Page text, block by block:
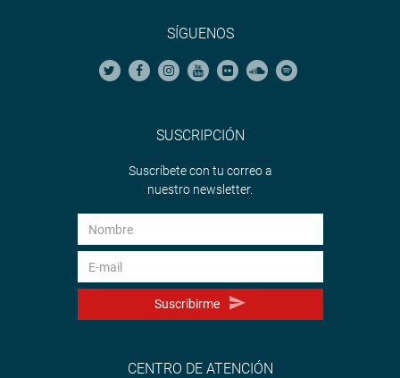
SÍGUENOS
SUSCRIPCIÓN
Suscríbete con tu correo a
nuestro newsletter.
Suscribirme
CENTRO DE ATENCIÓN